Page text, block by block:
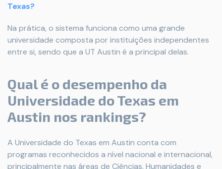
Texas?
Na prática, o sistema funciona como uma grande
universidade composta por instituições independentes
entre si, sendo que a UT Austin é a principal delas.
Qual é o desempenho da
Universidade do Texas em
Austin nos rankings?
A Universidade do Texas em Austin conta com
programas reconhecidos a nível nacional e internacional,
principalmente nas áreas de Ciências, Humanidades e